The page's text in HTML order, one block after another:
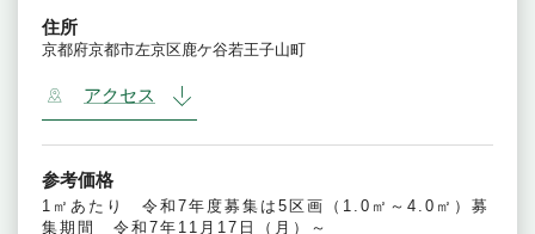
住所
京都府京都市左京区鹿ケ谷若王子山町
アクセス
参考価格
1㎡あたり 令和7年度募集は5区画（1.0㎡～4.0㎡）募
集期間 令和7年11月17日（月）～